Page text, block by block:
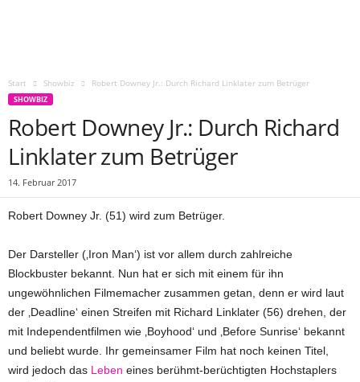
Start Showbiz Robert Downey Jr.: Durch Richard Linklater zum Betrüger
SHOWBIZ
Robert Downey Jr.: Durch Richard
Linklater zum Betrüger
14. Februar 2017
Robert Downey Jr. (51) wird zum Betrüger.
Der Darsteller (‚Iron Man‘) ist vor allem durch zahlreiche
Blockbuster bekannt. Nun hat er sich mit einem für ihn
ungewöhnlichen Filmemacher zusammen getan, denn er wird laut
der ‚Deadline‘ einen Streifen mit Richard Linklater (56) drehen, der
mit Independentfilmen wie ‚Boyhood‘ und ‚Before Sunrise‘ bekannt
und beliebt wurde. Ihr gemeinsamer Film hat noch keinen Titel,
wird jedoch das Leben eines berühmt-berüchtigten Hochstaplers